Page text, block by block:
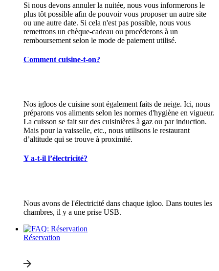
Si nous devons annuler la nuitée, nous vous informerons le
plus tôt possible afin de pouvoir vous proposer un autre site
ou une autre date. Si cela n'est pas possible, nous vous
remettrons un chèque-cadeau ou procéderons à un
remboursement selon le mode de paiement utilisé.
Comment cuisine-t-on?
Nos igloos de cuisine sont également faits de neige. Ici, nous
préparons vos aliments selon les normes d'hygiène en vigueur.
La cuisson se fait sur des cuisinières à gaz ou par induction.
Mais pour la vaisselle, etc., nous utilisons le restaurant
d’altitude qui se trouve à proximité.
Y a-t-il l’électricité?
Nous avons de l'électricité dans chaque igloo. Dans toutes les
chambres, il y a une prise USB.
Réservation